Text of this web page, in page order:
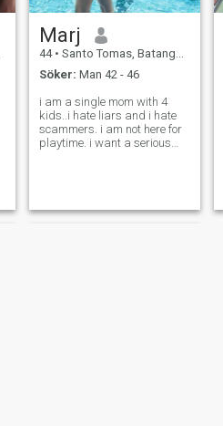
Marj
44 • Santo Tomas, Batangas, Filippinerna
Söker: Man 42 - 46
i am a single mom with 4
kids..i hate liars and i hate
scammers. i am not here for
playtime. i want a serious